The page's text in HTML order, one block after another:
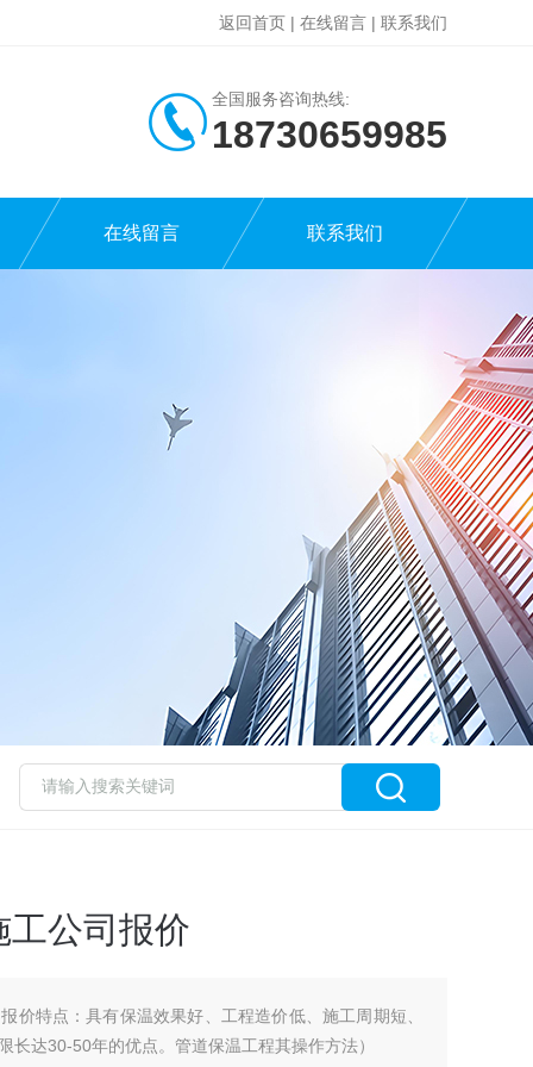
返回首页 | 在线留言 | 联系我们
全国服务咨询热线:
18730659985
在线留言 联系我们
工公司报价
价特点：具有保温效果好、工程造价低、施工周期短、
长达30-50年的优点。管道保温工程其操作方法）